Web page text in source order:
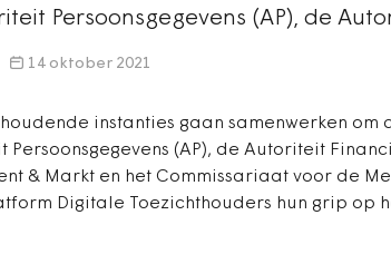
Persoonsgegevens (AP), de
14 oktober 2021
instanties gaan samenwerken om
Persoonsgegevens (AP), de Autoriteit
& Markt en het Commissariaat voor de
Digitale Toezichthouders hun grip op